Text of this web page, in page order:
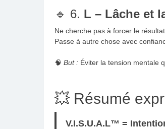
🔹 6. L – Lâche et
Ne cherche pas à forcer le
Passe à autre chose avec
🧠 But : Éviter la tension mentale
💥 Résumé
V.I.S.U.A.L™ =